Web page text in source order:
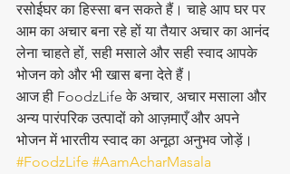
रसोईघर का हिस्सा बन सकते हैं। चाहे आप घर पर
आम का अचार बना रहे हों या तैयार अचार का आनंद
लेना चाहते हों, सही मसाले और सही स्वाद आपके
भोजन को और भी खास बना देते हैं।
आज ही FoodzLife के अचार, अचार मसाला और
अन्य पारंपरिक उत्पादों को आज़माएँ और अपने
भोजन में भारतीय स्वाद का अनूठा अनुभव जोड़ें।
#FoodzLife #AamAcharMasala